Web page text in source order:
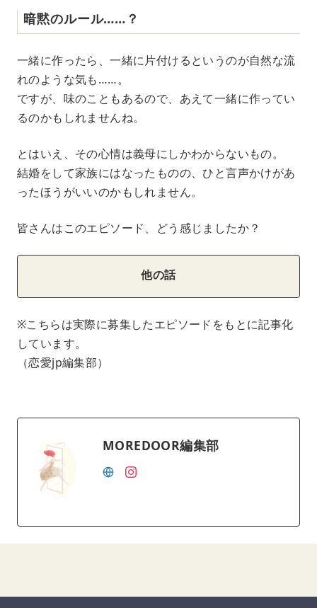
暗黙のルール……？
一緒に作ったら、一緒に片付けるというのが自然な流
れのような気も……。
ですが、味のこともあるので、あえて一緒に作ってい
るのかもしれませんね。
とはいえ、その心情は義母にしかわからないもの。
結婚をして家族にはなったものの、ひと言声かけがあ
ったほうがいいのかもしれません。
皆さんはこのエピソード、どう感じましたか？
他の話
※こちらは実際に募集したエピソードをもとに記事化
しています。
（恋愛jp編集部）
MOREDOOR編集部